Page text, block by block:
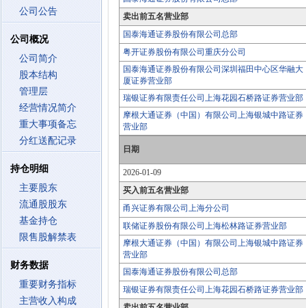
公司公告
公司概况
公司简介
股本结构
管理层
经营情况简介
重大事项备忘
分红送配记录
持仓明细
主要股东
流通股股东
基金持仓
限售股解禁表
财务数据
重要财务指标
主营收入构成
卖出前五名营业部
国泰海通证券股份有限公司总部
粤开证券股份有限公司重庆分公司
国泰海通证券股份有限公司深圳福田中心区华融大
厦证券营业部
瑞银证券有限责任公司上海花园石桥路证券营业部
摩根大通证券（中国）有限公司上海银城中路证券
营业部
日期
2026-01-09
买入前五名营业部
甬兴证券有限公司上海分公司
联储证券股份有限公司上海松林路证券营业部
摩根大通证券（中国）有限公司上海银城中路证券
营业部
国泰海通证券股份有限公司总部
瑞银证券有限责任公司上海花园石桥路证券营业部